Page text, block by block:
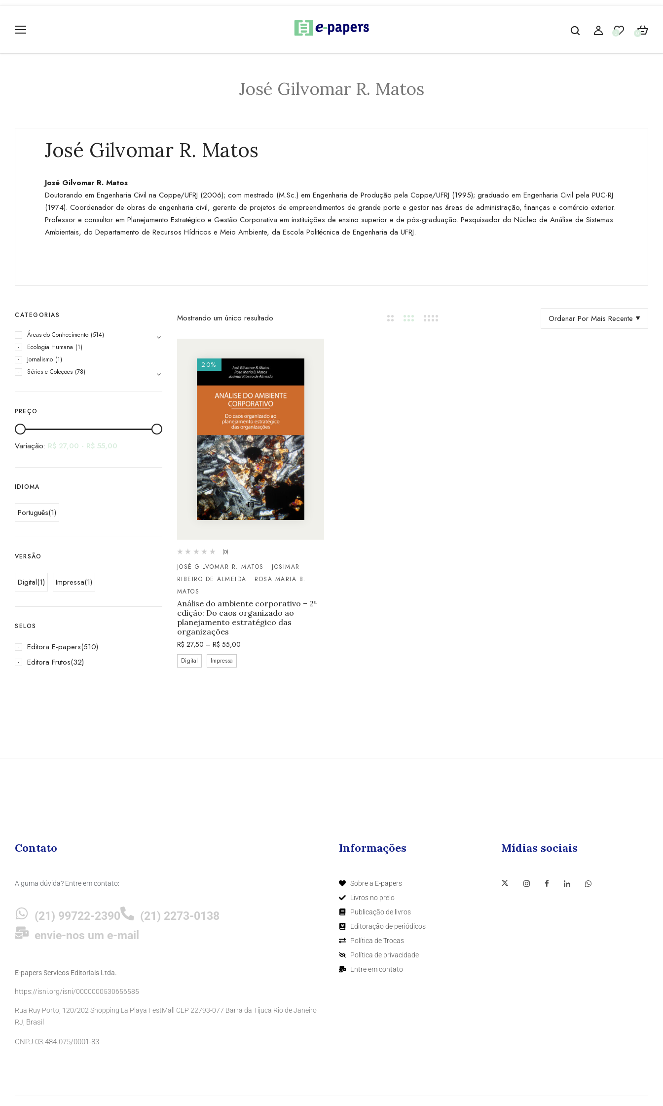
0 0
José Gilvomar R. Matos
José Gilvomar R. Matos
José Gilvomar R. Matos
Doutorando em Engenharia Civil na Coppe/UFRJ (2006); com mestrado (M.Sc.) em Engenharia de Produção pela Coppe/UFRJ (1995); graduado em Engenharia Civil pela PUC-RJ
(1974). Coordenador de obras de engenharia civil, gerente de projetos de empreendimentos de grande porte e gestor nas áreas de administração, finanças e comércio exterior.
Professor e consultor em Planejamento Estratégico e Gestão Corporativa em instituições de ensino superior e de pós-graduação. Pesquisador do Núcleo de Análise de Sistemas
Ambientais, do Departamento de Recursos Hídricos e Meio Ambiente, da Escola Politécnica de Engenharia da UFRJ.
CATEGORIAS
Áreas do Conhecimento (514)
Ecologia Humana (1)
Jornalismo (1)
Séries e Coleções (78)
PREÇO
Variação: R$ 27,00 - R$ 55,00
IDIOMA
Português(1)
VERSÃO
Digital(1) Impressa(1)
SELOS
Editora E-papers(510)
Editora Frutos(32)
Mostrando um único resultado Ordenar Por Mais Recente
20%
(0)
JOSÉ GILVOMAR R. MATOS
JOSIMAR
RIBEIRO DE ALMEIDA
ROSA MARIA B.
MATOS
Análise do ambiente corporativo – 2ª
edição: Do caos organizado ao
planejamento estratégico das
organizações
R$ 27,50 – R$ 55,00
Digital Impressa
Contato
Alguma dúvida? Entre em contato:
(21) 99722-2390
(21) 2273-0138
envie-nos um e-mail
E-papers Servicos Editoriais Ltda.
https://isni.org/isni/0000000530656585
Rua Ruy Porto, 120/202 Shopping La Playa FestMall CEP 22793-077 Barra da Tijuca Rio de Janeiro
RJ, Brasil
CNPJ 03.484.075/0001-83
Informações
Sobre a E-papers
Livros no prelo
Publicação de livros
Editoração de periódicos
Política de Trocas
Política de privacidade
Entre em contato
Mídias sociais